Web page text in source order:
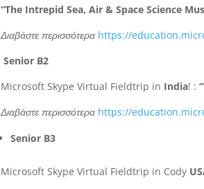
“The Intrepid Sea, Air & Space Science
Διαβάστε περισσότερα https://
Senior B2
Microsoft Skype Virtual Fieldtrip in India! :
Διαβάστε περισσότερα https://
Senior B3
Microsoft Skype Virtual Fieldtrip in Cody